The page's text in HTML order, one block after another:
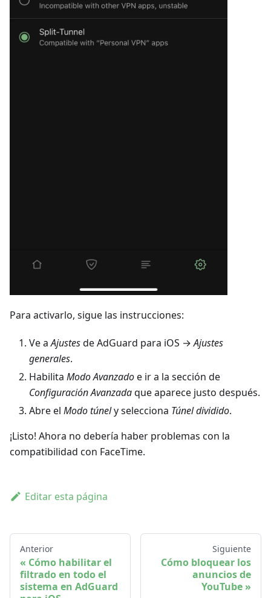
Para activarlo, sigue las instrucciones:
Ve aAjustesde AdGuard para iOS →Ajustes
generales.
Habilita Modo Avanzadoe ir a la sección de
Configuración Avanzadaque aparece justo después.
Abre el Modo túnely selecciona Túnel dividido.
¡Listo! Ahora no debería haber problemas con la
compatibilidad con FaceTime.
Editar esta página
Anterior
Cómo habilitar el
filtrado en todo el
sistema en AdGuard
Siguiente
Cómo bloquear los
anuncios de
YouTube